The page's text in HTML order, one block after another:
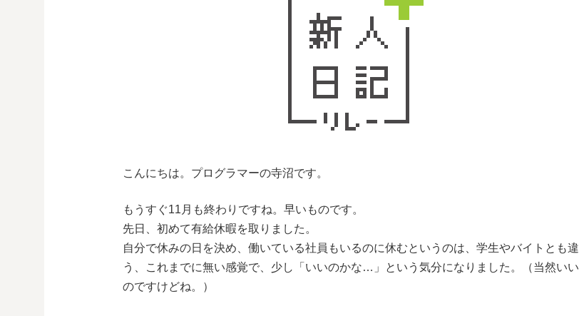
こんにちは。プログラマーの寺沼です。
もうすぐ11月も終わりですね。早いものです。
先日、初めて有給休暇を取りました。
自分で休みの日を決め、働いている社員もいるのに休むというのは、学生やバイトとも違
う、これまでに無い感覚で、少し「いいのかな…」という気分になりました。（当然いい
のですけどね。）